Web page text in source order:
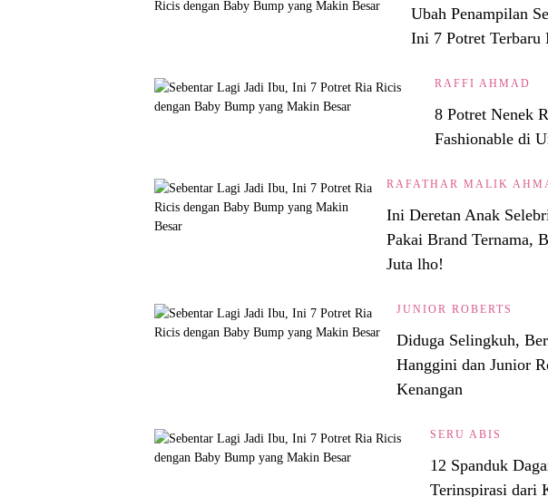
Ubah Penampilan
Ini 7 Potret Terbaru
RAFFI AHMAD
8 Potret Nenek
Fashionable di
RAFATHAR MALIK
Ini Deretan Anak
Pakai Brand Ternama,
Juta lho!
JUNIOR ROBERTS
Diduga Selingkuh,
Hanggini dan Junior
Kenangan
SERU ABIS
12 Spanduk
Terinspirasi dari